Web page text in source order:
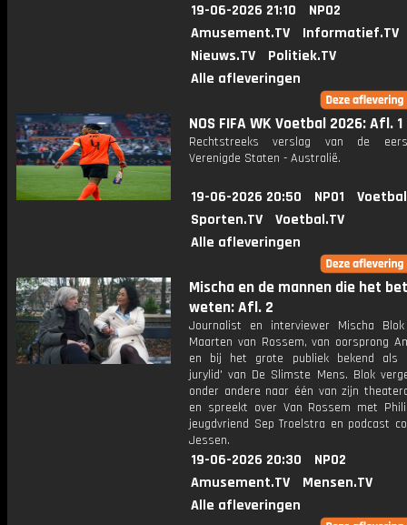
19-06-2026 21:10
NPO2
Amusement.TV
Informatief.TV
Nieuws.TV
Politiek.TV
Alle afleveringen
NOS FIFA WK Voetbal 2026: Afl. 1
Rechtstreeks verslag van de
Verenigde Staten - Australië.
19-06-2026 20:50 NPO1
Sporten.TV
Voetbal.TV
Alle afleveringen
Mischa en de mannen die het
weten: Afl. 2
Journalist en interviewer Mischa
Maarten van Rossem, van oorsprong
en bij het grote publiek bekend als
jurylid' van De Slimste Mens. Blok
onder andere naar één van zijn
en spreekt over Van Rossem met
jeugdvriend Sep Troelstra en podcast
Jessen.
19-06-2026 20:30
NPO2
Amusement.TV
Mensen.TV
Alle afleveringen